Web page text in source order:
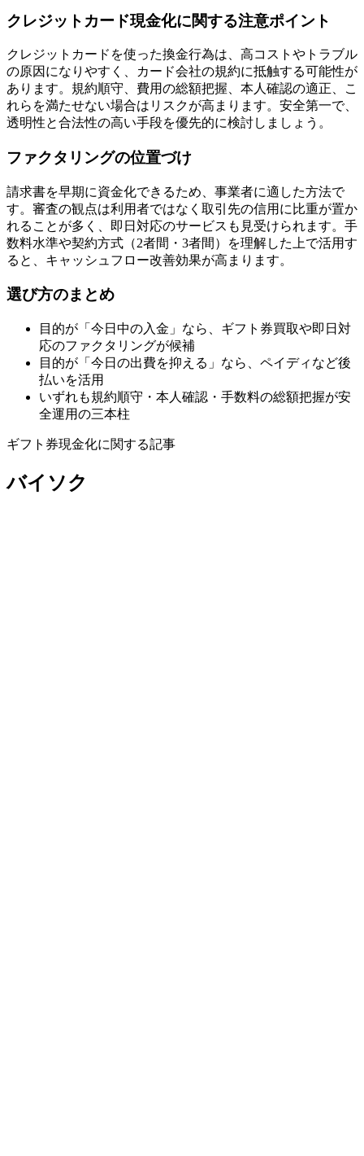
クレジットカード現金化に関する注意ポイント
クレジットカードを使った換金行為は、高コストやトラブル
の原因になりやすく、カード会社の規約に抵触する可能性が
あります。規約順守、費用の総額把握、本人確認の適正、こ
れらを満たせない場合はリスクが高まります。安全第一で、
透明性と合法性の高い手段を優先的に検討しましょう。
ファクタリングの位置づけ
請求書を早期に資金化できるため、事業者に適した方法で
す。審査の観点は利用者ではなく取引先の信用に比重が置か
れることが多く、即日対応のサービスも見受けられます。手
数料水準や契約方式（2者間・3者間）を理解した上で活用す
ると、キャッシュフロー改善効果が高まります。
選び方のまとめ
目的が「今日中の入金」なら、ギフト券買取や即日対
応のファクタリングが候補
目的が「今日の出費を抑える」なら、ペイディなど後
払いを活用
いずれも規約順守・本人確認・手数料の総額把握が安
全運用の三本柱
ギフト券現金化に関する記事
バイソク